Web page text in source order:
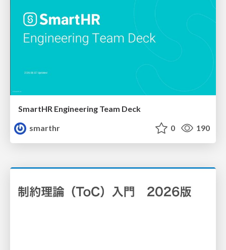
SmartHR Engineering Team Deck
smarthr
0 190